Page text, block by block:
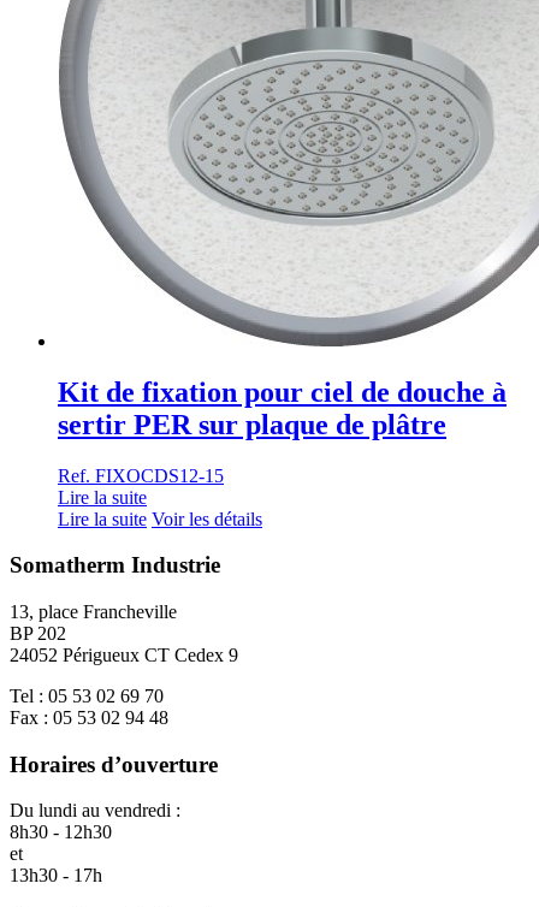
Kit de fixation pour ciel de douche à
sertir PER sur plaque de plâtre
Ref. FIXOCDS12-15
Lire la suite
Lire la suite Voir les détails
Somatherm Industrie
13, place Francheville
BP 202
24052 Périgueux CT Cedex 9
Tel : 05 53 02 69 70
Fax : 05 53 02 94 48
Horaires d’ouverture
Du lundi au vendredi :
8h30 - 12h30
et
13h30 - 17h